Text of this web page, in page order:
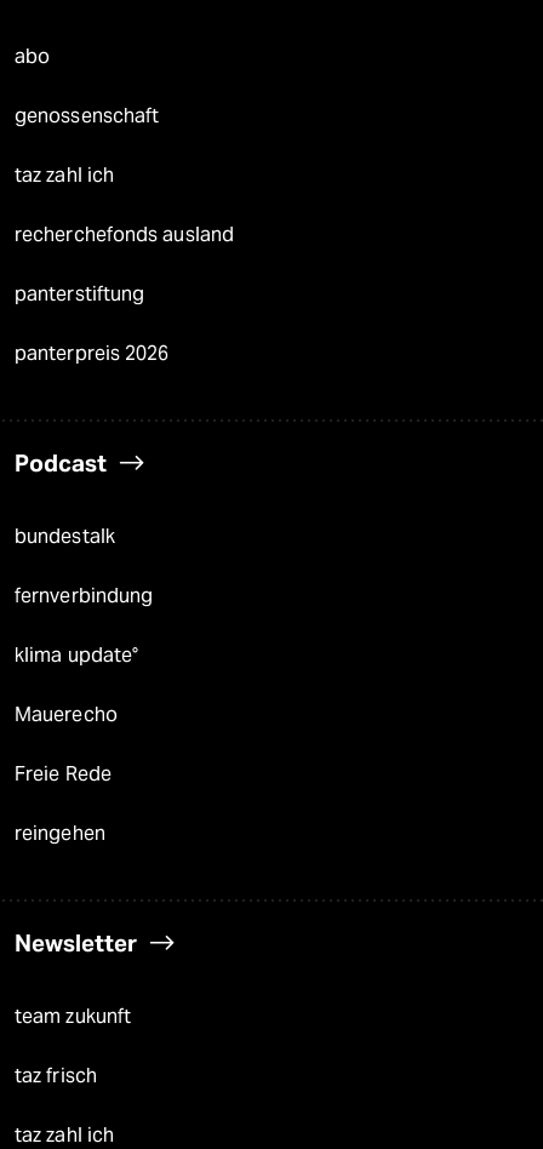
abo
genossenschaft
taz zahl ich
recherchefonds ausland
panterstiftung
panterpreis 2026
Podcast
bundestalk
fernverbindung
klima update°
Mauerecho
Freie Rede
reingehen
Newsletter
team zukunft
taz frisch
taz zahl ich